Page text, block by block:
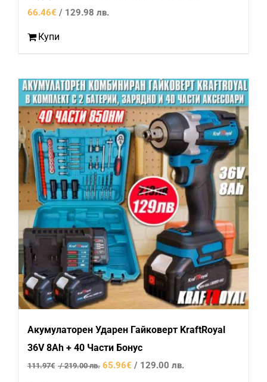
66.46€ / 129.98 лв.
Купи
Акумулаторен Ударен Гайковерт KraftRoyal
36V 8Ah + 40 Части Бонус
111.97€ / 219.00 лв. Original
65.96€ / 129.00 лв.Текущата